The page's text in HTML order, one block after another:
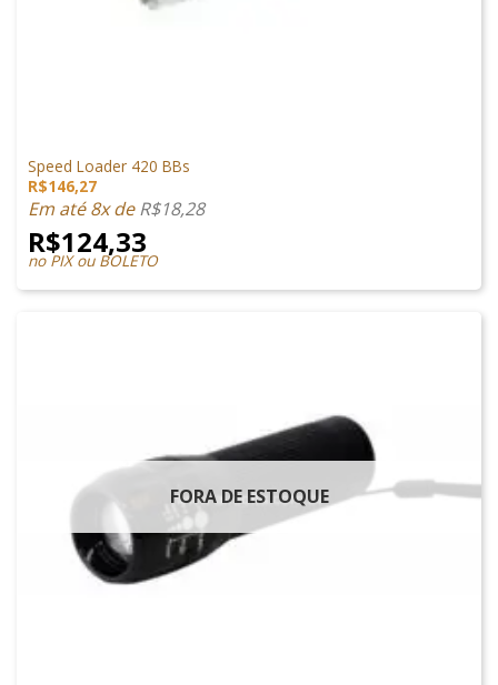
Speed Loader 420 BBs
R$146,27
Em até 8x deR$18,28
R$124,33
no PIX ou BOLETO
FORA DE ESTOQUE